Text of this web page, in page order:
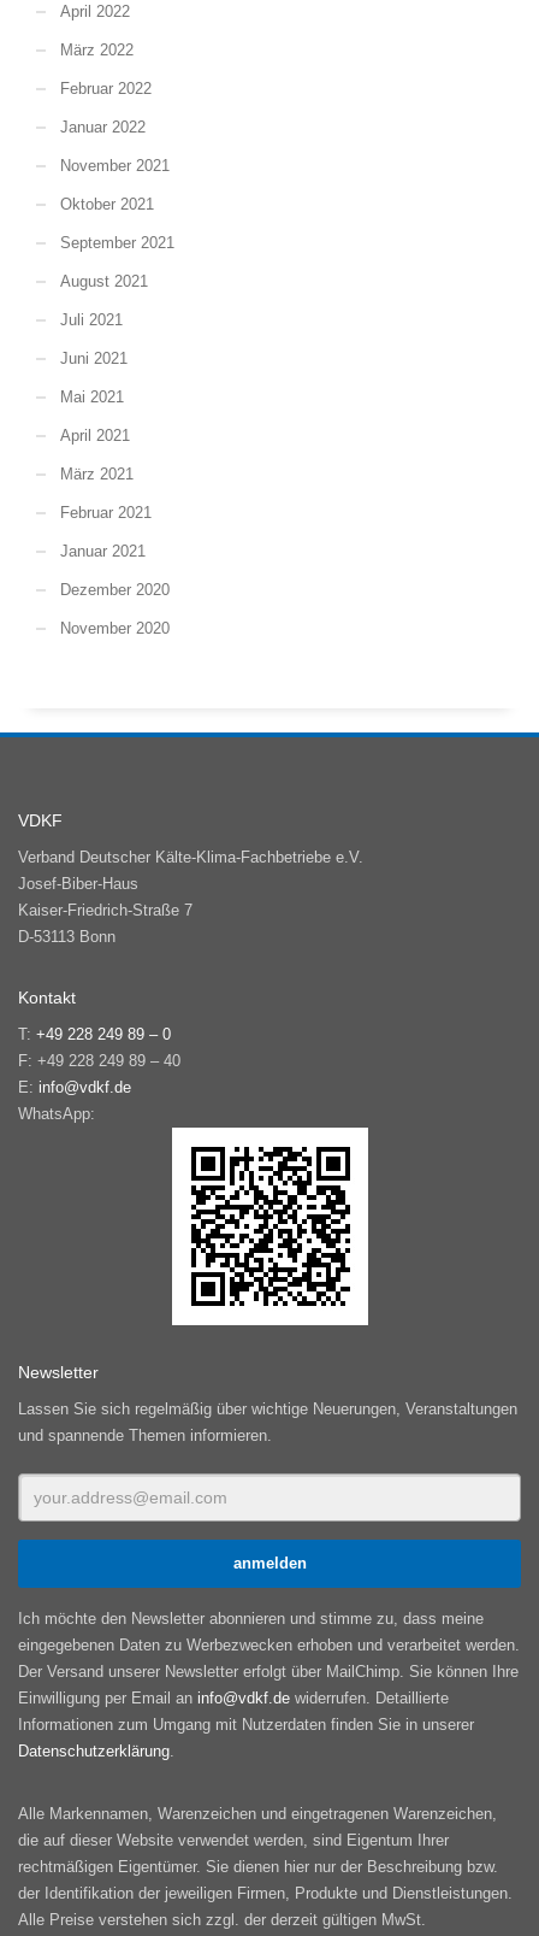
April 2022
März 2022
Februar 2022
Januar 2022
November 2021
Oktober 2021
September 2021
August 2021
Juli 2021
Juni 2021
Mai 2021
April 2021
März 2021
Februar 2021
Januar 2021
Dezember 2020
November 2020
VDKF
Verband Deutscher Kälte-Klima-Fachbetriebe e.V.
Josef-Biber-Haus
Kaiser-Friedrich-Straße 7
D-53113 Bonn
Kontakt
T: +49 228 249 89 – 0
F: +49 228 249 89 – 40
E: info@vdkf.de
WhatsApp:
Newsletter
Lassen Sie sich regelmäßig über wichtige Neuerungen, Veranstaltungen
und spannende Themen informieren.
Ich möchte den Newsletter abonnieren und stimme zu, dass meine
eingegebenen Daten zu Werbezwecken erhoben und verarbeitet werden.
Der Versand unserer Newsletter erfolgt über MailChimp. Sie können Ihre
Einwilligung per Email an info@vdkf.de widerrufen. Detaillierte
Informationen zum Umgang mit Nutzerdaten finden Sie in unserer
Datenschutzerklärung
Alle Markennamen, Warenzeichen und eingetragenen Warenzeichen,
die auf dieser Website verwendet werden, sind Eigentum Ihrer
rechtmäßigen Eigentümer. Sie dienen hier nur der Beschreibung bzw.
der Identifikation der jeweiligen Firmen, Produkte und Dienstleistungen.
Alle Preise verstehen sich zzgl. der derzeit gültigen MwSt.